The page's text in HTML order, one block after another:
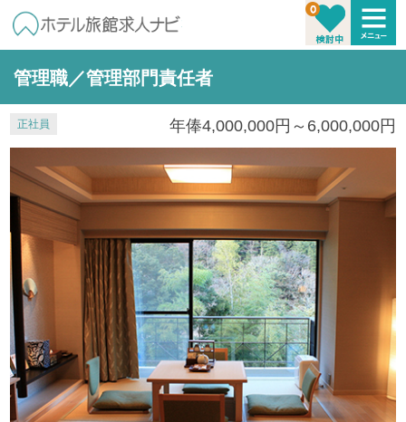
管理職／管理部門責任者
正社員 年俸4,000,000円～6,000,000円